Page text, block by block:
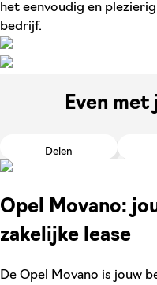
het eenvoudig en
bedrijf.
Even met
Delen
Opel Movano:
zakelijke lease
De Opel Movano is jouw